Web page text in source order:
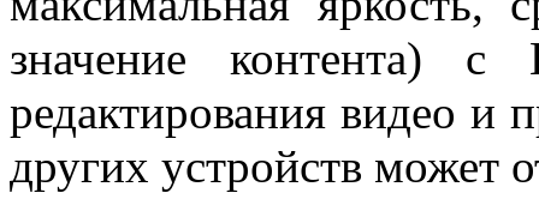
значение контента)
редактирования видео и
других устройств может